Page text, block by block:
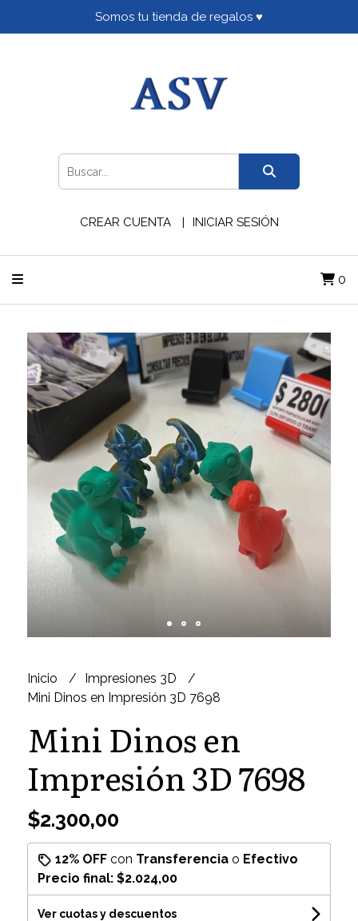
Somos tu tienda de regalos ♥
CREAR CUENTA INICIAR SESIÓN
0
Inicio
Impresiones 3D
Mini Dinos en Impresión 3D 7698
Mini Dinos en
Impresión 3D 7698
$2.300,00
12% OFFcon Transferenciao Efectivo
Precio final: $2.024,00
Ver cuotas y descuentos